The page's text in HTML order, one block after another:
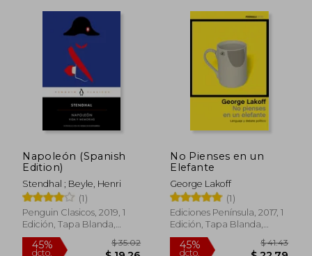
45%
Napoleón (Spanish
Edition)
Stendhal ; Beyle, Henri
(1)
Penguin Clasicos, 2019, 1
Edición, Tapa Blanda,
Nuevo
No Pienses en un
Elefante
George Lakoff
(1)
Ediciones Península, 2017, 1
Edición, Tapa Blanda,
Nuevo